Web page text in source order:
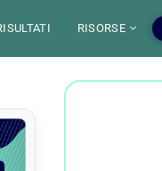
SEO
RISORSE